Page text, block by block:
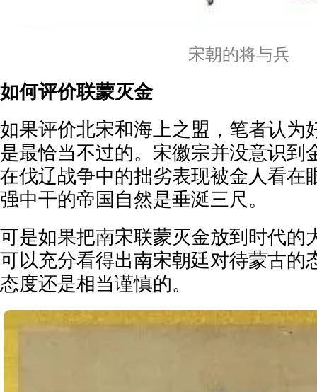
宋朝的将与兵
如何评价联蒙灭金
如果评价北宋和海上之盟，笔者认为
是最恰当不过的。宋徽宗并没意识到
在伐辽战争中的拙劣表现被金人看在
强中干的帝国自然是垂涎三尺。
可是如果把南宋联蒙灭金放到时代的
可以充分看得出南宋朝廷对待蒙古的
态度还是相当谨慎的。